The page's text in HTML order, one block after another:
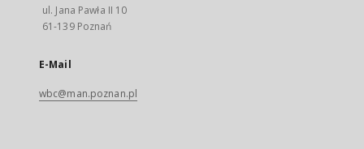
ul. Jana Pawła II 10
61-139 Poznań
E-Mail
wbc@man.poznan.pl